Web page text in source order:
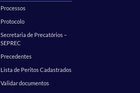
Processos
Protocolo
Secretaria de Precatórios –
SEPREC
Precedentes
Lista de Peritos Cadastrados
Validar documentos